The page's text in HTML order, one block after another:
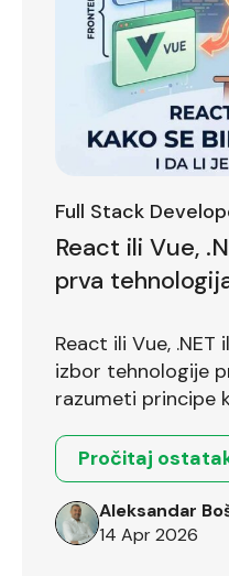
Full Stack
React ili Vue,
prva
React ili Vue,
izbor tehnologije
razumeti principe
Pročitaj
Aleksandar
14 Apr 2026